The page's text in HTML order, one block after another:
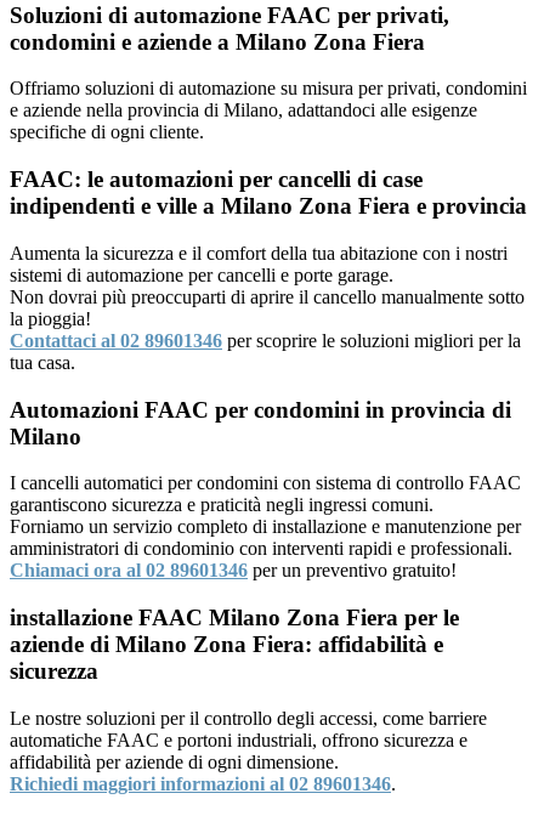
Soluzioni di automazione FAAC per privati,
condomini e aziende a Milano Zona Fiera
Offriamo soluzioni di automazione su misura per privati, condomini
e aziende nella provincia di Milano, adattandoci alle esigenze
specifiche di ogni cliente.
FAAC: le automazioni per cancelli di case
indipendenti e ville a Milano Zona Fiera e provincia
Aumenta la sicurezza e il comfort della tua abitazione con i nostri
sistemi di automazione per cancelli e porte garage.
Non dovrai più preoccuparti di aprire il cancello manualmente sotto
la pioggia!
Contattaci al 02 89601346 per scoprire le soluzioni migliori per la
tua casa.
Automazioni FAAC per condomini in provincia di
Milano
I cancelli automatici per condomini con sistema di controllo FAAC
garantiscono sicurezza e praticità negli ingressi comuni.
Forniamo un servizio completo di installazione e manutenzione per
amministratori di condominio con interventi rapidi e professionali.
Chiamaci ora al 02 89601346 per un preventivo gratuito!
installazione FAAC Milano Zona Fiera per le
aziende di Milano Zona Fiera: affidabilità e
sicurezza
Le nostre soluzioni per il controllo degli accessi, come barriere
automatiche FAAC e portoni industriali, offrono sicurezza e
affidabilità per aziende di ogni dimensione.
Richiedi maggiori informazioni al 02 89601346.